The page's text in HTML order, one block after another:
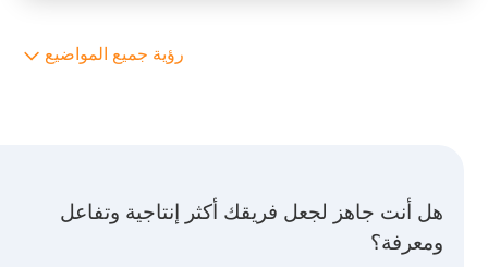
رؤية جميع المواضيع
هل أنت جاهز لجعل فريقك أكثر إنتاجية وتفاعل
ومعرفة؟